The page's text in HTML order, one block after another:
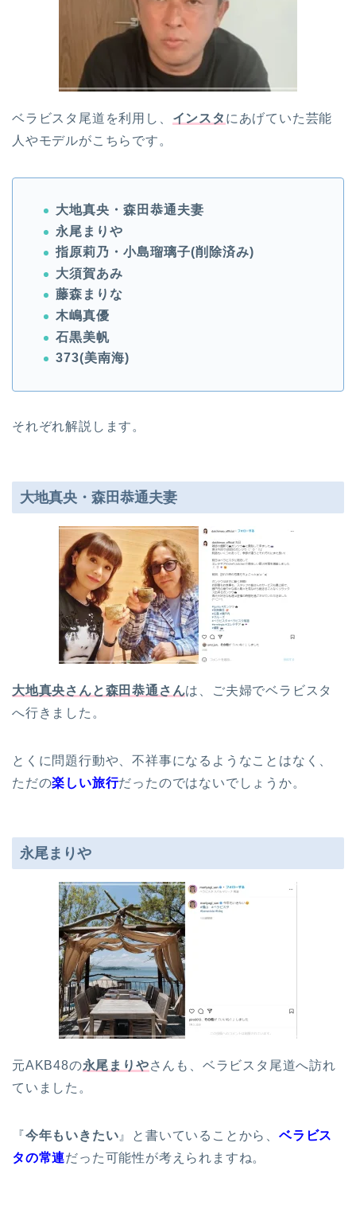
ベラビスタ尾道を利用し、 インスタ にあげていた芸能
人やモデルがこちらです。
大地真央・森田恭通夫妻
永尾まりや
指原莉乃・小島瑠璃子(削除済み)
大須賀あみ
藤森まりな
木嶋真優
石黒美帆
373(美南海)
それぞれ解説します。
大地真央・森田恭通夫妻
大地真央さんと森田恭通さんは、ご夫婦でベラビスタ
へ行きました。
とくに問題行動や、不祥事になるようなことはなく、
ただの楽しい旅行だったのではないでしょうか。
永尾まりや
元AKB48の永尾まりやさんも、ベラビスタ尾道へ訪れ
ていました。
『今年もいきたい 』と書いていることから、ベラビス
タの常連だった可能性が考えられますね。